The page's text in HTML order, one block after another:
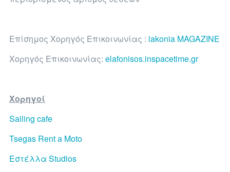
Επίσημος Χορηγός Επικοινωνίας : lakonia MAGAZINE
Χορηγός Επικοινωνίας: elafonisos.inspacetime.gr
Χορηγοί
Sailing cafe
Tsegas Rent a Moto
Εστέλλα Studios